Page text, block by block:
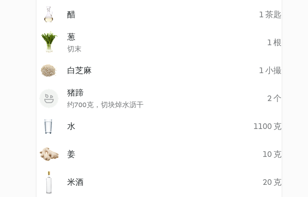
醋 1 茶匙
葱
切末
1 根
白芝麻 1 小撮
猪蹄
约700克，切块焯水沥干
2 个
水 1100 克
姜 10 克
米酒 20 克